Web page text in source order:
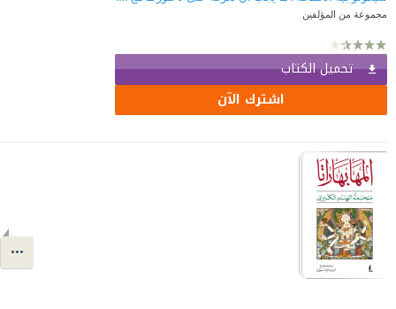
مجموعة من المؤلفين
تحميل الكتاب
اشترك الآن